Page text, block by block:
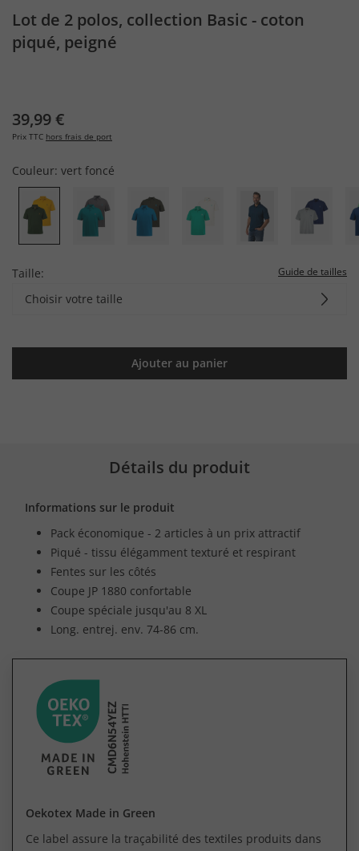
Lot de 2 polos, collection Basic - coton
piqué, peigné
39,99 €
Prix TTC hors frais de port
Couleur: vert foncé
Taille: Guide de tailles
Choisir votre taille
Ajouter au panier
Détails du produit
Informations sur le produit
Pack économique - 2 articles à un prix attractif
Piqué - tissu élégamment texturé et respirant
Fentes sur les côtés
Coupe JP 1880 confortable
Coupe spéciale jusqu'au 8 XL
Long. entrej. env. 74-86 cm.
Oekotex Made in Green
Ce label assure la traçabilité des textiles produits dans